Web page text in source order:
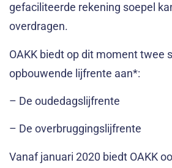
gefaciliteerde rekening soepel
overdragen.
OAKK biedt op dit moment twee
opbouwende lijfrente aan*:
– De oudedagslijfrente
– De overbruggingslijfrente
Vanaf januari 2020 biedt OAKK